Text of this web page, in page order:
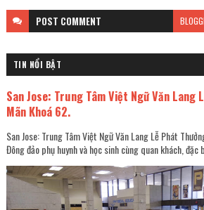
POST COMMENT
TIN NỔI BẬT
San Jose: Trung Tâm Việt Ngữ Văn Lang
Mãn Khoá 62.
San Jose: Trung Tâm Việt Ngữ Văn Lang Lễ Phát
Đông đảo phụ huynh và học sinh cùng quan khách, đặc